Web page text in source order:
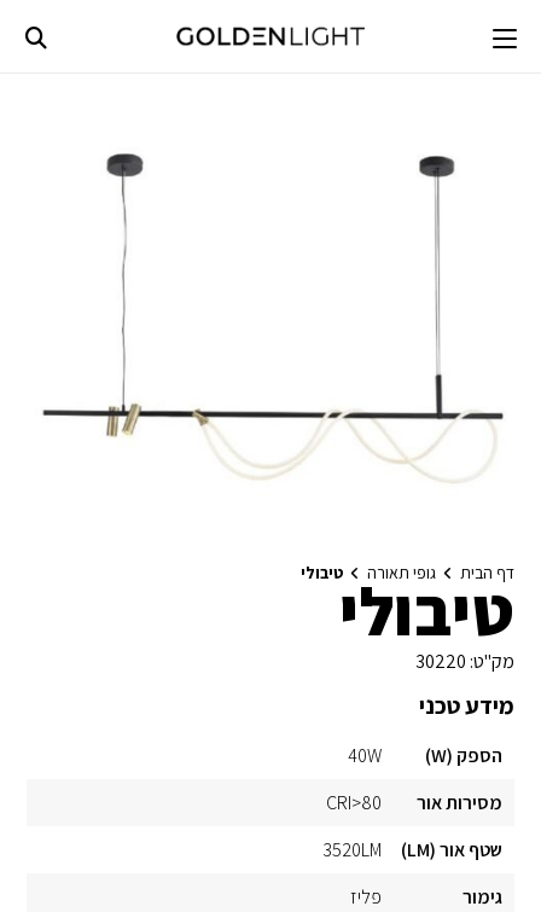
content
דף הבית גופי תאורה טיבוליטיבולי
מק"ט: 30220
מידע טכני
הספק (W)
40W
מסירות אור
CRI>80
שטף אור (LM)
3520LM
גימור
פליז